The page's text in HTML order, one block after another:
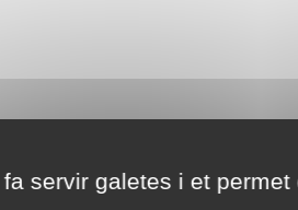
servir galetes i et